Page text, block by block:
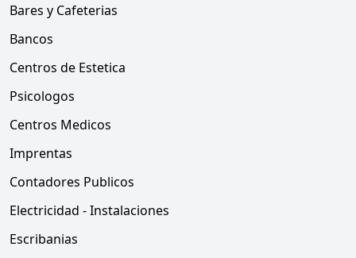
Bares y Cafeterias
Bancos
Centros de Estetica
Psicologos
Centros Medicos
Imprentas
Contadores Publicos
Electricidad - Instalaciones
Escribanias